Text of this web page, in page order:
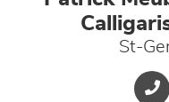
St-